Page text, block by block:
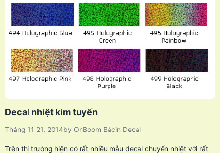
Decal nhiệt kim tuyến
Tháng 11 21, 2014by OnBoom Bắcin Decal
Trên thị trường hiện có rất nhiều mẫu decal chuyển nhiệt với rất